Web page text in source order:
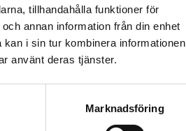
tillhandahålla funktioner för
annan information från din enhet
i sin tur kombinera informationen
använt deras tjänster.
Marknadsföring